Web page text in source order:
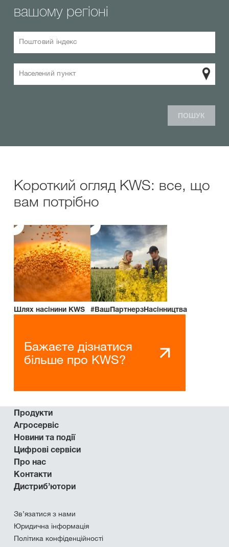
вашому регіоні
Поштовий індекс
Населений пункт
ПОШУК
Короткий огляд KWS: все, що
вам потрібно
Шлях насінини KWS #ВашПартнерзНасінництва
Бажаєте дізнатися
більше про KWS?
Продукти
Агросервіс
Новини та події
Цифрові сервіси
Про нас
Контакти
Дистриб’ютори
Зв’язатися з нами
Юридична інформація
Політика конфіденційності